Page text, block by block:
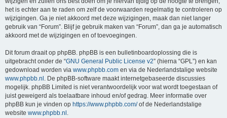
het is echter aan te raden om zelf de voorwaarden regelmatig te controleren op
wijzigingen. Ga je niet akkoord met deze wijzigingen, maak dan niet langer
gebruik van “Forum”. Blijf je gebruik maken van “Forum”, dan ga je automatisch
akkoord met de wijzigingen en of toevoegingen.
Dit forum draait op phpBB. phpBB is een bulletinboardoplossing die is
uitgebracht onder de “GNU General Public License v2” (hierna “GPL”) en kan
gedownload worden via www.phpbb.com en via de Nederlandstalige website
www.phpbb.nl . De phpBB-software maakt internetgebaseerde discussies
mogelijk. phpBB Limited is niet verantwoordelijk voor wat wordt toegestaan of
juist geweigerd als toelaatbare inhoud en/of gedrag. Meer informatie over
phpBB kun je vinden op https://www.phpbb.com/of de Nederlandstalige
website www.phpbb.nl .